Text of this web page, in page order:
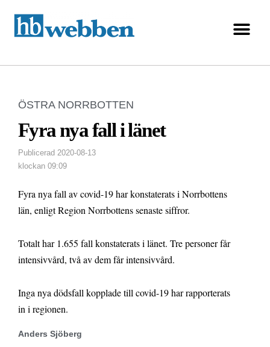
ÖSTRA NORRBOTTEN
Fyra nya fall i länet
Publicerad 2020-08-13
klockan 09:09
Fyra nya fall av covid-19 har konstaterats i Norrbottens
län, enligt Region Norrbottens senaste siffror.
Totalt har 1.655 fall konstaterats i länet. Tre personer får
intensivvård, två av dem får intensivvård.
Inga nya dödsfall kopplade till covid-19 har rapporterats
in i regionen.
Anders Sjöberg